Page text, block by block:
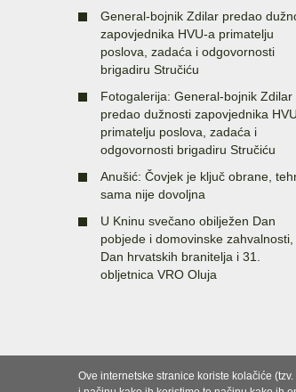
General-bojnik Zdilar predao
zapovjednika HVU-a primatelju
poslova, zadaća i odgovornosti
brigadiru Stručiću
Fotogalerija: General-bojnik Zdilar
predao dužnosti zapovjednika
primatelju poslova, zadaća i
odgovornosti brigadiru Stručiću
Anušić: Čovjek je ključ obrane,
sama nije dovoljna
U Kninu svečano obilježen Dan
pobjede i domovinske zahvalnosti,
Dan hrvatskih branitelja i 31.
obljetnica VRO Oluja
Ove internetske stranice koriste kolačiće